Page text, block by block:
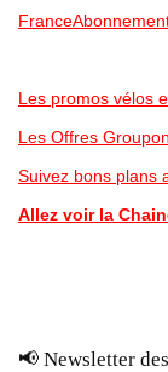
Les promos vélos
Les Offres Groupon
Suivez bons plans
Allez voir la
📢 Newsletter